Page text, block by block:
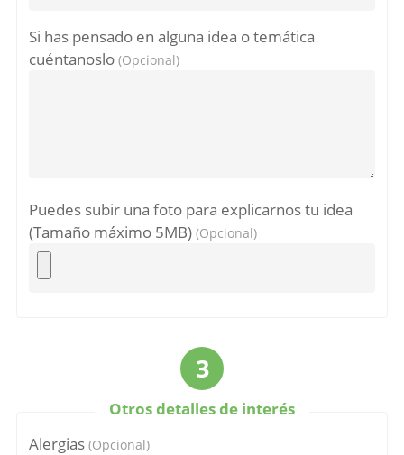
Si has pensado en alguna idea o temática
cuéntanoslo (Opcional)
Puedes subir una foto para explicarnos tu idea
(Tamaño máximo 5MB) (Opcional)
3
Otros detalles de interés
Alergias (Opcional)